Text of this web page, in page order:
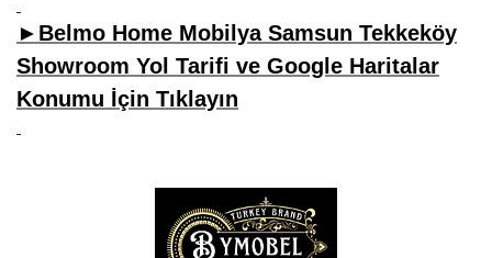
►Belmo Home Mobilya Samsun Tekkeköy
Showroom Yol Tarifi ve Google Haritalar
Konumu İçin Tıklayın